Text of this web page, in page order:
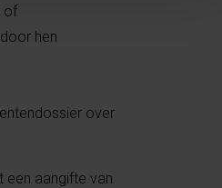
of
hen
over
een aangifte van